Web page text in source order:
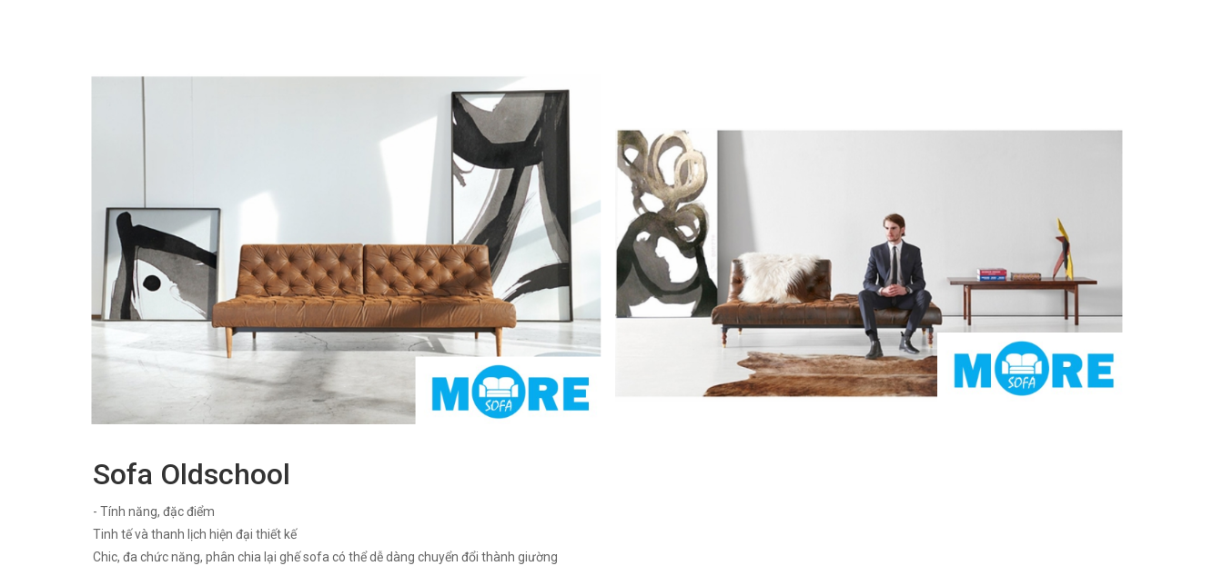
Sofa Oldschool
- Tính năng, đặc điểm
Tinh tế và thanh lịch hiện đại thiết kế
Chic, đa chức năng, phân chia lại ghế sofa có thể dễ dàng chuyển đổi thành giường